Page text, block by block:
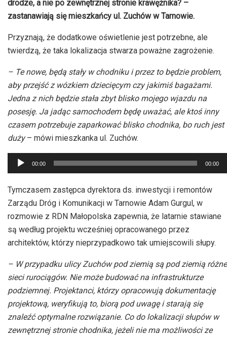
drodze, a nie po zewnętrznej stronie krawężnika? –
zastanawiają się mieszkańcy ul. Zuchów w Tarnowie.
Przyznają, że dodatkowe oświetlenie jest potrzebne, ale
twierdzą, że taka lokalizacja stwarza poważne zagrożenie.
– Te nowe, będą stały w chodniku i przez to będzie problem,
aby przejść z wózkiem dziecięcym czy jakimiś bagażami.
Jedna z nich będzie stała zbyt blisko mojego wjazdu na
posesję. Ja jadąc samochodem będę uważać, ale ktoś inny
czasem potrzebuje zaparkować blisko chodnika, bo ruch jest
duży– mówi mieszkanka ul. Zuchów.
Odtwarzacz
plików
dźwiękowych
00:00 00:00
Tymczasem zastępca dyrektora ds. inwestycji i remontów
Zarządu Dróg i Komunikacji w Tarnowie Adam Gurgul, w
rozmowie z RDN Małopolska zapewnia, że latarnie stawiane
są według projektu wcześniej opracowanego przez
architektów, którzy nieprzypadkowo tak umiejscowili słupy.
– W przypadku ulicy Zuchów pod ziemią są pod ziemią różne
sieci rurociągów. Nie może budować na infrastrukturze
podziemnej. Projektanci, którzy opracowują dokumentację
projektową, weryfikują to, biorą pod uwagę i starają się
znaleźć optymalne rozwiązanie. Co do lokalizacji słupów w
zewnętrznej stronie chodnika, jeżeli nie ma możliwości ze